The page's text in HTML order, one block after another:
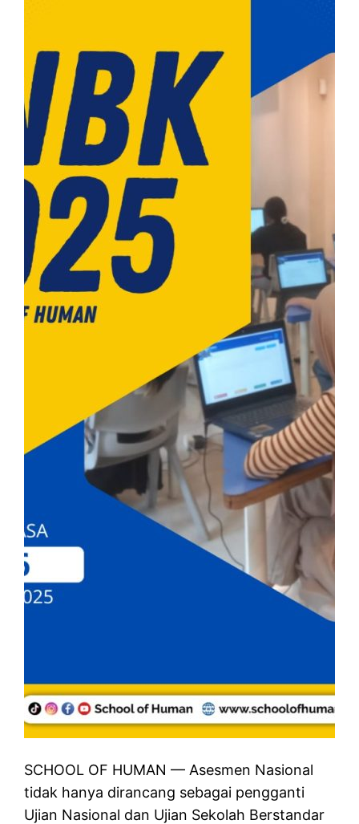
SCHOOL OF HUMAN — Asesmen Nasional
tidak hanya dirancang sebagai pengganti
Ujian Nasional dan Ujian Sekolah Berstandar